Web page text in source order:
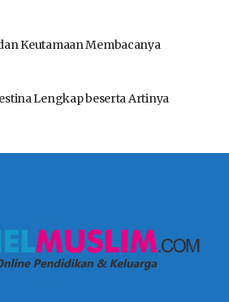
Keutamaan Membacanya
Lengkap beserta Artinya